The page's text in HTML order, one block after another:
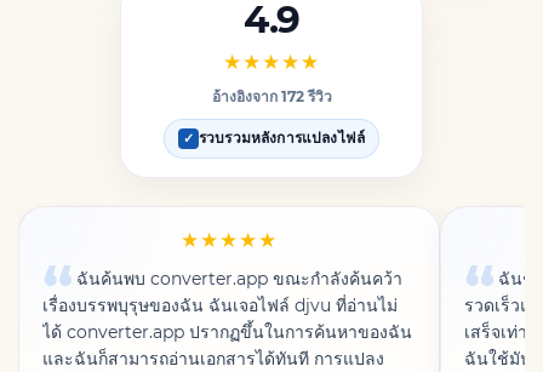
4.9
★★★★★
อ้างอิงจาก 172 รีวิว
✓ รวบรวมหลังการแปลงไฟล์
★★★★★
ฉันค้นพบ converter.app ขณะกำลังค้นคว้า
เรื่องบรรพบุรุษของฉัน ฉันเจอไฟล์ djvu ที่อ่านไม่
ได้ converter.app ปรากฏขึ้นในการค้นหาของฉัน
และฉันก็สามารถอ่านเอกสารได้ทันที การแปลง
ฉันช
รวดเร็วแ
เสร็จเท่า
ฉันใช้มัน